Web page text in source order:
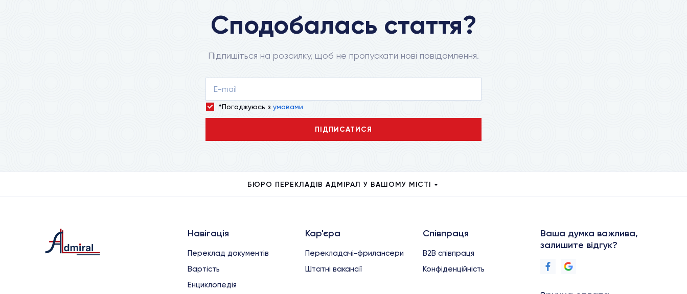
Сподобалась стаття?
Підпишіться на розсилку, щоб не пропускати нові повідомлення.
*Погоджуюсь з умовами
ПІДПИСАТИСЯ
БЮРО ПЕРЕКЛАДІВ АДМІРАЛ У ВАШОМУ МІСТІ
Навігація
Переклад документів
Вартість
Енциклопедія
Кар'єра
Перекладачі-фрилансери
Штатні вакансії
Співпраця
B2B співпраця
Конфіденційність
Ваша думка важлива,
залишите відгук?